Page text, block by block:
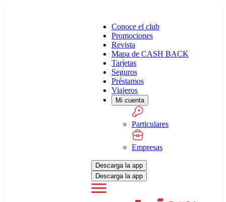
Conoce el club
Promociones
Revista
Mapa de CASH BACK
Tarjetas
Seguros
Préstamos
Viajeros
Mi cuenta
Particulares
Empresas
Descarga la app
Descarga la app